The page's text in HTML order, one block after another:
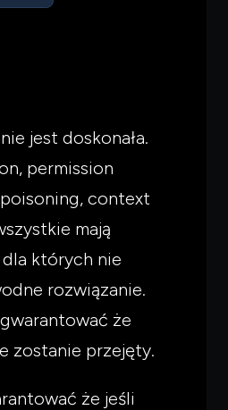
jest doskonała.
permission
context
mają
których nie
rozwiązanie.
że
zostanie przejęty.
że jeśli